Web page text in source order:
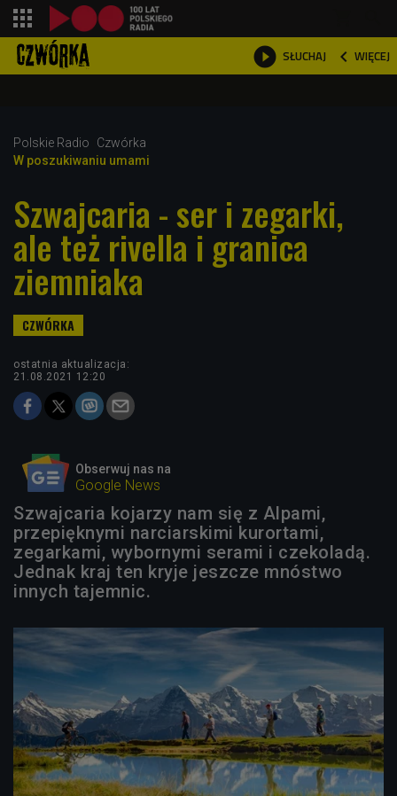
 SŁUCHAJ  WIĘCEJ

Polskie Radio
Czwórka
W poszukiwaniu umami
Szwajcaria - ser i zegarki,
ale też rivella i granica
ziemniaka
ostatnia aktualizacja:
21.08.2021 12:20
Obserwuj nas na
Google News
Szwajcaria kojarzy nam się z Alpami,
przepięknymi narciarskimi kurortami,
zegarkami, wybornymi serami i czekoladą.
Jednak kraj ten kryje jeszcze mnóstwo
innych tajemnic.